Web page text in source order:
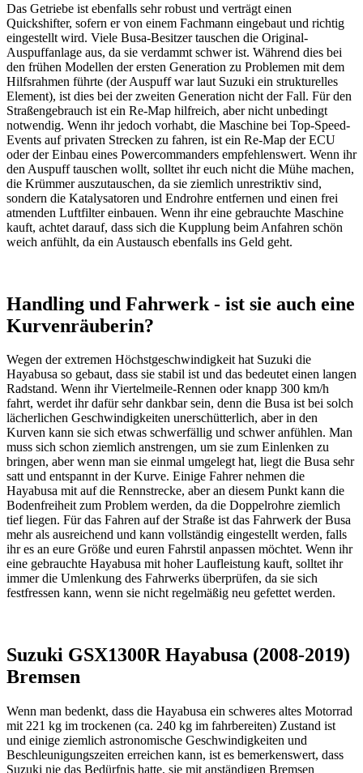
Das Getriebe ist ebenfalls sehr robust und verträgt einen
Quickshifter, sofern er von einem Fachmann eingebaut und richtig
eingestellt wird. Viele Busa-Besitzer tauschen die Original-
Auspuffanlage aus, da sie verdammt schwer ist. Während dies bei
den frühen Modellen der ersten Generation zu Problemen mit dem
Hilfsrahmen führte (der Auspuff war laut Suzuki ein strukturelles
Element), ist dies bei der zweiten Generation nicht der Fall. Für den
Straßengebrauch ist ein Re-Map hilfreich, aber nicht unbedingt
notwendig. Wenn ihr jedoch vorhabt, die Maschine bei Top-Speed-
Events auf privaten Strecken zu fahren, ist ein Re-Map der ECU
oder der Einbau eines Powercommanders empfehlenswert. Wenn ihr
den Auspuff tauschen wollt, solltet ihr euch nicht die Mühe machen,
die Krümmer auszutauschen, da sie ziemlich unrestriktiv sind,
sondern die Katalysatoren und Endrohre entfernen und einen frei
atmenden Luftfilter einbauen. Wenn ihr eine gebrauchte Maschine
kauft, achtet darauf, dass sich die Kupplung beim Anfahren schön
weich anfühlt, da ein Austausch ebenfalls ins Geld geht.
Handling und Fahrwerk - ist sie auch eine
Kurvenräuberin?
Wegen der extremen Höchstgeschwindigkeit hat Suzuki die
Hayabusa so gebaut, dass sie stabil ist und das bedeutet einen langen
Radstand. Wenn ihr Viertelmeile-Rennen oder knapp 300 km/h
fahrt, werdet ihr dafür sehr dankbar sein, denn die Busa ist bei solch
lächerlichen Geschwindigkeiten unerschütterlich, aber in den
Kurven kann sie sich etwas schwerfällig und schwer anfühlen. Man
muss sich schon ziemlich anstrengen, um sie zum Einlenken zu
bringen, aber wenn man sie einmal umgelegt hat, liegt die Busa sehr
satt und entspannt in der Kurve. Einige Fahrer nehmen die
Hayabusa mit auf die Rennstrecke, aber an diesem Punkt kann die
Bodenfreiheit zum Problem werden, da die Doppelrohre ziemlich
tief liegen. Für das Fahren auf der Straße ist das Fahrwerk der Busa
mehr als ausreichend und kann vollständig eingestellt werden, falls
ihr es an eure Größe und euren Fahrstil anpassen möchtet. Wenn ihr
eine gebrauchte Hayabusa mit hoher Laufleistung kauft, solltet ihr
immer die Umlenkung des Fahrwerks überprüfen, da sie sich
festfressen kann, wenn sie nicht regelmäßig neu gefettet werden.
Suzuki GSX1300R Hayabusa (2008-2019)
Bremsen
Wenn man bedenkt, dass die Hayabusa ein schweres altes Motorrad
mit 221 kg im trockenen (ca. 240 kg im fahrbereiten) Zustand ist
und einige ziemlich astronomische Geschwindigkeiten und
Beschleunigungszeiten erreichen kann, ist es bemerkenswert, dass
Suzuki nie das Bedürfnis hatte, sie mit anständigen Bremsen